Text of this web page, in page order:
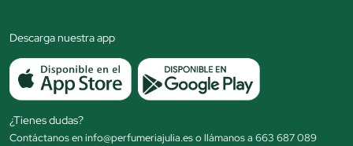
Descarga nuestra app
¿Tienes dudas?
Contáctanos en info@perfumeriajulia.es o llámanos a 663 687 089